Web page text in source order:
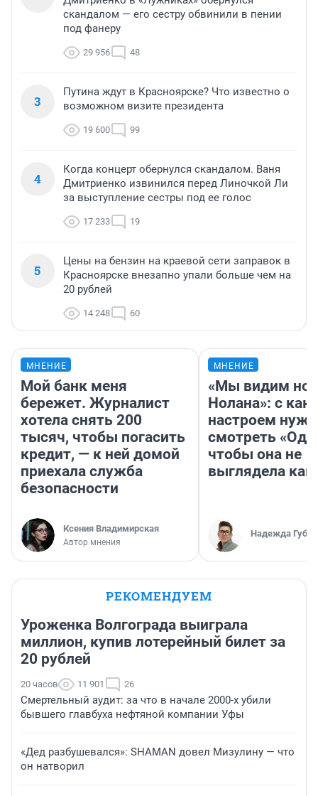
скандалом — его сестру обвинили в пении
под фанеру
29 956 48
3
Путина ждут в Красноярске? Что известно о
возможном визите президента
19 600 99
4
Когда концерт обернулся скандалом. Ваня
Дмитриенко извинился перед Линочкой Ли
за выступление сестры под ее голос
17 233 19
5
Цены на бензин на краевой сети заправок в
Красноярске внезапно упали больше чем на
20 рублей
14 248 60
МНЕНИЕ
Мой банк меня
бережет. Журналист
хотела снять 200
тысяч, чтобы погасить
кредит, — к ней домой
приехала служба
безопасности
Ксения Владимирская
Автор мнения
МНЕНИЕ
«Мы видим
Нолана»: с
настроем
смотреть
чтобы она не
выглядела как
Надежда
РЕКОМЕНДУЕМ
Уроженка Волгограда выиграла
миллион, купив лотерейный билет за
20 рублей
20 часов 11 901 26
Смертельный аудит: за что в начале 2000-х убили
бывшего главбуха нефтяной компании Уфы
«Дед разбушевался»: SHAMAN довел Мизулину — что
он натворил